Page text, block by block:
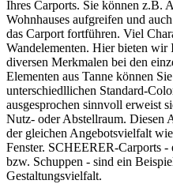
Ihres Carports. Sie können z.B.
Wohnhauses aufgreifen und
das Carport fortführen. Viel
Wandelementen. Hier bieten
diversen Merkmalen bei den
Elementen aus Tanne können
unterschiedllichen Standard-
ausgesprochen sinnvoll erweist
Nutz- oder Abstellraum. Diesen
der gleichen Angebotsvielfalt
Fenster. SCHEERER-Carports
bzw. Schuppen - sind ein
Gestaltungsvielfalt.